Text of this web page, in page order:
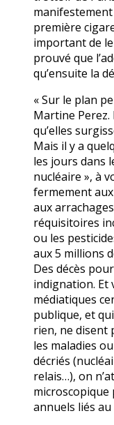
première
important de
prouvé que
qu’ensuite la
« Sur le plan
Martine Perez.
qu’elles
Mais il y a
les jours dans
nucléaire », à
fermement
aux
réquisitoires
ou les
aux 5 millions
Des décès
indignation. Et
médiatiques
publique, et
rien, ne disent
les maladies
décriés
relais…), on
microscopique
annuels liés au